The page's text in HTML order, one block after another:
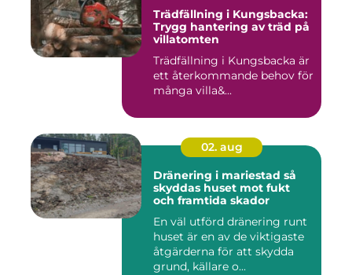
Trädfällning i Kungsbacka:
Trygg hantering av träd på
villatomten
Trädfällning i Kungsbacka är
ett återkommande behov för
många villa&...
02. aug
Dränering i mariestad så
skyddas huset mot fukt
och framtida skador
En väl utförd dränering runt
huset är en av de viktigaste
åtgärderna för att skydda
grund, källare o...